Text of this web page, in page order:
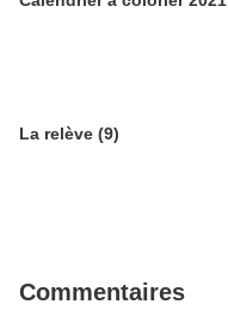
La relève (9)
Commentaires